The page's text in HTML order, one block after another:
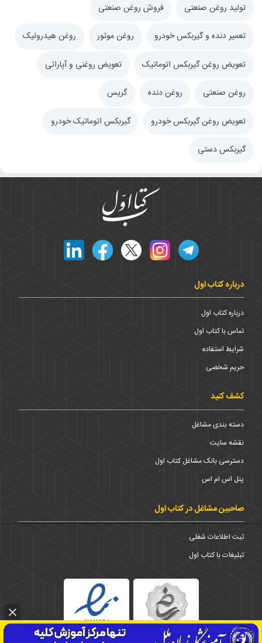
تولید روغن صنعتی
فروش روغن صنعتی
تعمیر دنده و گیربکس خودرو روغن موتور روغن هیدرولیک
تعویض روغن گیربکس اتوماتیک تعویض روغنی و آپاراتی
روغن صنعتی روغن دنده گریس
تعویض روغن گیربکس خودرو گیربکس اتوماتیک خودرو
گیربکس دستی
درباره کتاب اول
درباره کتاب اول
تماس با کتاب اول
شرایط استفاده
حریم شخضی
کشف کنید
دسته بندی مشاغل
نقشه سایت
دسترسی بانک مشاغل کتاب اول
پنل اس ام اس
صاحبین مشاغل در کتاب اول
ثبت اطلاعات شغلی
تبلیغات با کتاب اول